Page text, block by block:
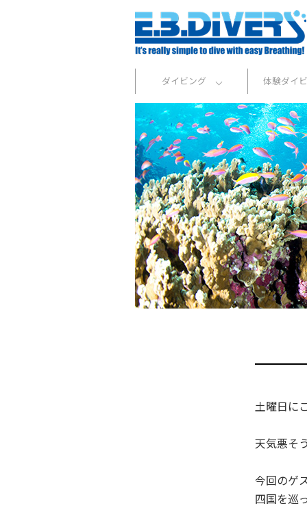
ダイビング 体験ダイ
土曜日に
天気悪そ
今回のゲ
四国を巡